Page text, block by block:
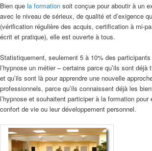
Bien que la formation soit conçue pour aboutir à un
avec le niveau de sérieux, de qualité et d’exigence
(vérification régulière des acquis, certification à mi-
écrit et pratique), elle est ouverte à tous.
Statistiquement, seulement 5 à 10% des
l’hypnose un métier – certains parce qu’ils sont déjà
et qu’ils sont là pour apprendre une nouvelle
professionnels, parce qu’ils connaissent déjà les
l’hypnose et souhaitent participer à la formation
confort de vie ou leur développement personnel.